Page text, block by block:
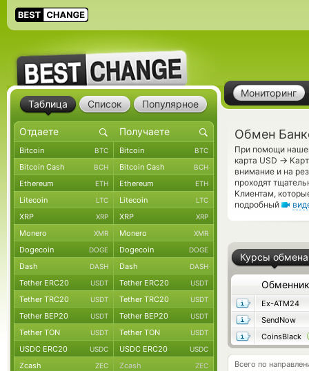
Мониторинг
Обмен
При помощи
карта USD →
внимание и на
проходят
Клиентам,
подробный
Курсы обмена
Обменник
Ex-ATM24
SendNow
CoinsBlack
Всего по
Таблица Список Популярное
Bitcoin BTC Bitcoin BTC
Bitcoin Cash BCH Bitcoin Cash BCH
Ethereum ETH Ethereum ETH
Litecoin LTC Litecoin LTC
XRP XRP XRP XRP
Monero XMR Monero XMR
Dogecoin DOGE Dogecoin DOGE
Dash DASH Dash DASH
Tether ERC20 USDT Tether ERC20 USDT
Tether TRC20 USDT Tether TRC20 USDT
Tether BEP20 USDT Tether BEP20 USDT
Tether TON USDT Tether TON USDT
USDC ERC20 USDC USDC ERC20 USDC
Zcash ZEC Zcash ZEC